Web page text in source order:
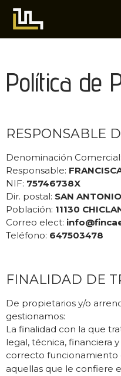
Política de
RESPONSABLE
Denominación Comercial:
Responsable:
NIF: 75746738X
Dir. postal: SAN ANTONIO
Población: 11130
Correo elect:
Teléfono: 647503478
FINALIDAD DE
De propietarios y/o
gestionamos:
La finalidad con la que
legal, técnica, financiera
correcto funcionamiento
aquellas que le confiere